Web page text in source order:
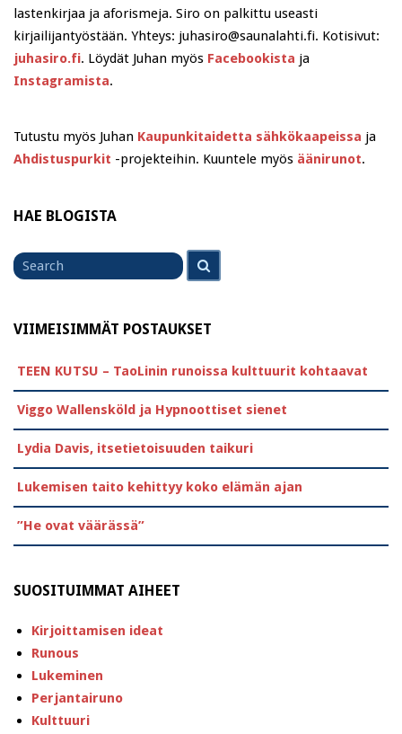
lastenkirjaa ja aforismeja. Siro on palkittu useasti
kirjailijantyöstään. Yhteys: juhasiro@saunalahti.fi. Kotisivut:
juhasiro.fi. Löydät Juhan myös Facebookista ja
Instagramista.
Tutustu myös Juhan Kaupunkitaidetta sähkökaapeissa ja
Ahdistuspurkit -projekteihin. Kuuntele myös äänirunot.
HAE BLOGISTA
Search
for
VIIMEISIMMÄT POSTAUKSET
TEEN KUTSU – TaoLinin runoissa kulttuurit kohtaavat
Viggo Wallensköld ja Hypnoottiset sienet
Lydia Davis, itsetietoisuuden taikuri
Lukemisen taito kehittyy koko elämän ajan
”He ovat väärässä”
SUOSITUIMMAT AIHEET
Kirjoittamisen ideat
Runous
Lukeminen
Perjantairuno
Kulttuuri